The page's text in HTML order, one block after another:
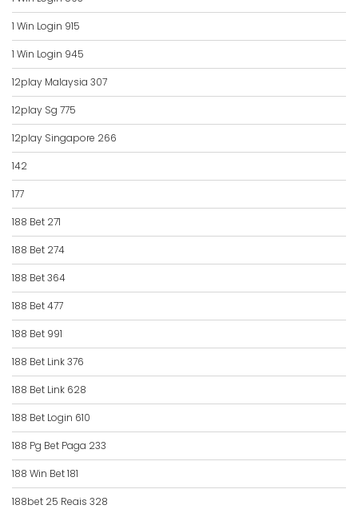
1 Win Login 915
1 Win Login 945
12play Malaysia 307
12play Sg 775
12play Singapore 266
142
177
188 Bet 271
188 Bet 274
188 Bet 364
188 Bet 477
188 Bet 991
188 Bet Link 376
188 Bet Link 628
188 Bet Login 610
188 Pg Bet Paga 233
188 Win Bet 181
188bet 25 Reais 328